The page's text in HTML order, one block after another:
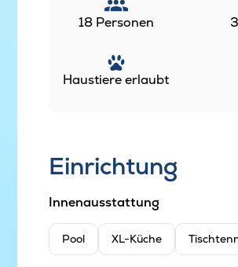
18 Personen
Haustiere erlaubt
Einrichtung
Innenausstattung
Pool XL-Küche